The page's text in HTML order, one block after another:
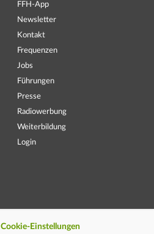
FFH-App
Newsletter
Kontakt
Frequenzen
Jobs
Führungen
Presse
Radiowerbung
Weiterbildung
Login
Cookie-Einstellungen